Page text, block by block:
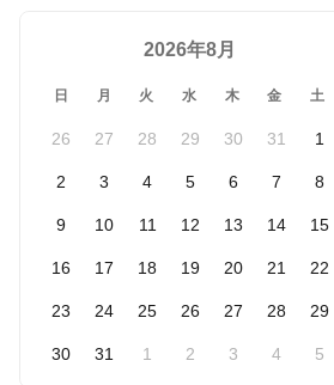
2026年8月
日 月 火 水 木 金 土
26 27 28 29 30 31 1
2 3 4 5 6 7 8
9 10 11 12 13 14 15
16 17 18 19 20 21 22
23 24 25 26 27 28 29
30 31 1 2 3 4 5